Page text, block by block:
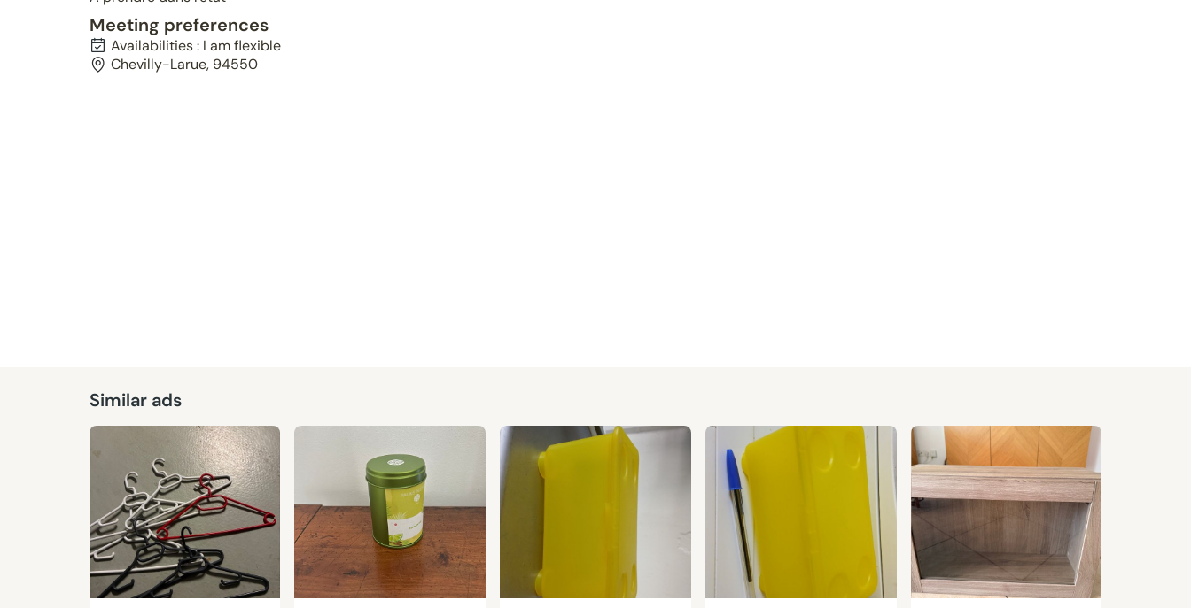
Meeting preferences
Availabilities : I am flexible
Chevilly-Larue, 94550
Similar ads